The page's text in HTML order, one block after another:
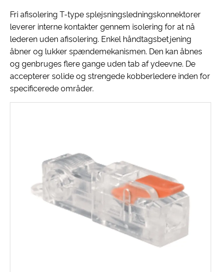
Fri afisolering T-type splejsningsledningskonnektorer
leverer interne kontakter gennem isolering for at nå
lederen uden afisolering. Enkel håndtagsbetjening
åbner og lukker spændemekanismen. Den kan åbnes
og genbruges flere gange uden tab af ydeevne. De
accepterer solide og strengede kobberledere inden for
specificerede områder.